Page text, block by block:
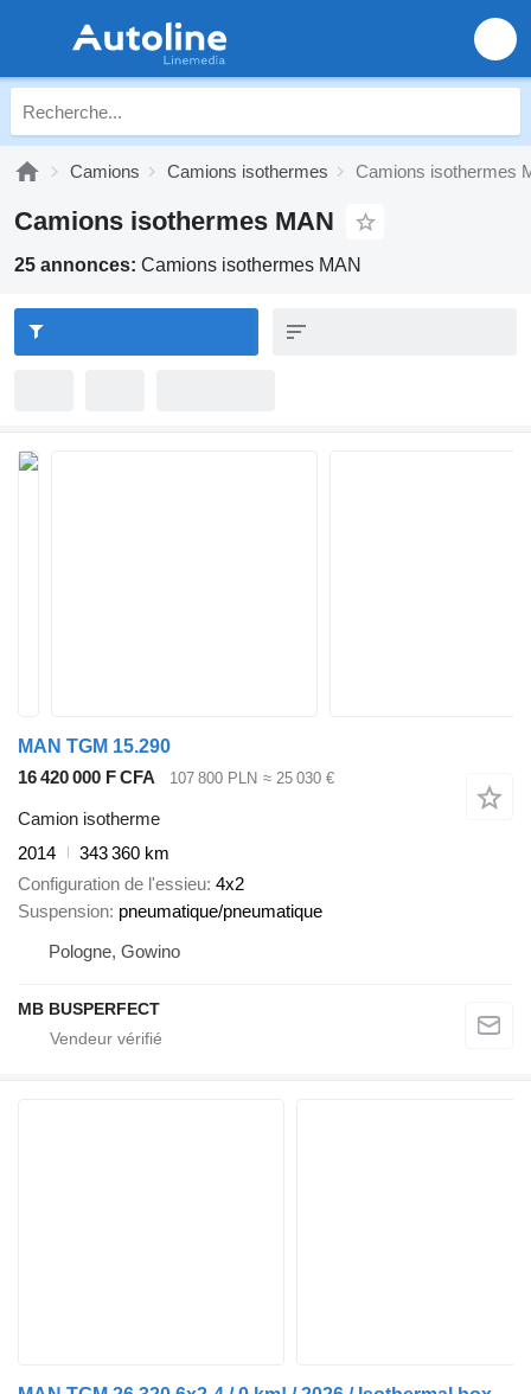
Camions Camions isothermes Camions isothermes
Camions isothermes MAN
25 annonces: Camions isothermes MAN
MAN TGM 15.290
16 420 000 F CFA
107 800 PLN ≈ 25 030 €
Camion isotherme
2014
343 360 km
Configuration de l'essieu 4x2
Suspension pneumatique/pneumatique
Pologne, Gowino
MB BUSPERFECT